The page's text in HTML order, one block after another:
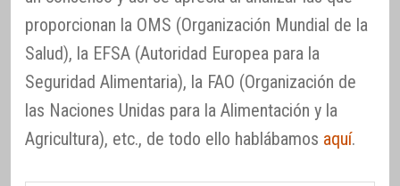
proporcionan la OMS (Organización Mundial de la
Salud), la EFSA (Autoridad Europea para la
Seguridad Alimentaria), la FAO (Organización de
las Naciones Unidas para la Alimentación y la
Agricultura), etc., de todo ello hablábamos aquí.